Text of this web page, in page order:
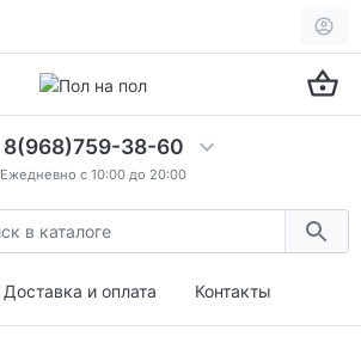
8(968)759-38-60
Ежедневно с 10:00 до 20:00
Доставка и оплата Контакты